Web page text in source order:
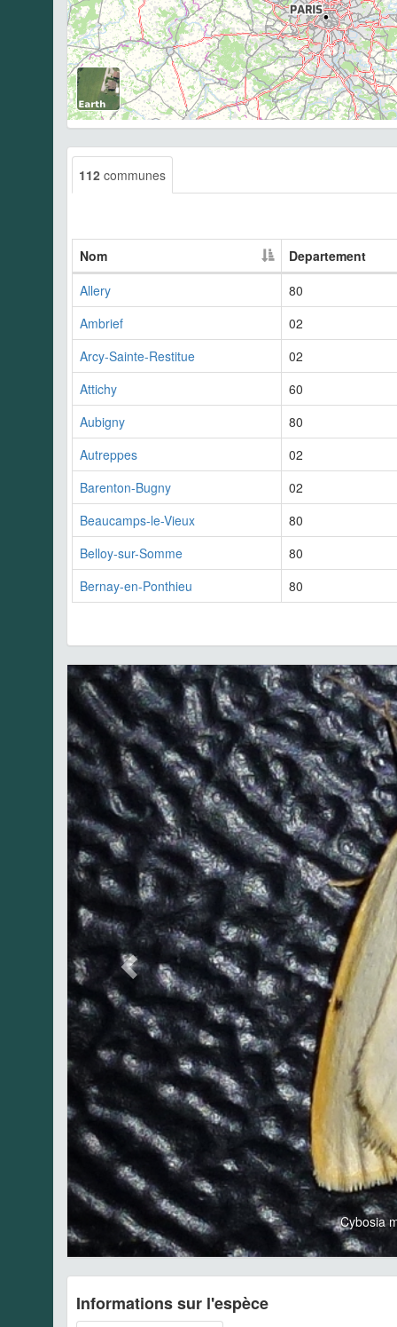
112 communes
Nom
Departement
Allery
80
Ambrief
02
Arcy-Sainte-Restitue
02
Attichy
60
Aubigny
80
Autreppes
02
Barenton-Bugny
02
Beaucamps-le-Vieux
80
Belloy-sur-Somme
80
Bernay-en-Ponthieu
80
Cybosia
Informations sur l'espèce